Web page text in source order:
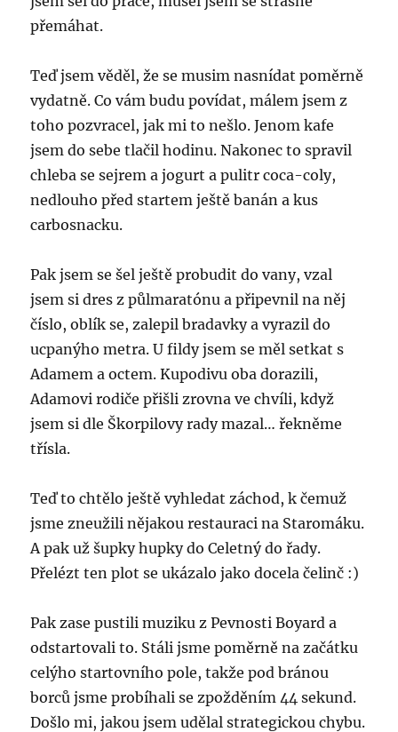
přemáhat.
Teď jsem věděl, že se musim nasnídat poměrně
vydatně. Co vám budu povídat, málem jsem z
toho pozvracel, jak mi to nešlo. Jenom kafe
jsem do sebe tlačil hodinu. Nakonec to spravil
chleba se sejrem a jogurt a pulitr coca-coly,
nedlouho před startem ještě banán a kus
carbosnacku.
Pak jsem se šel ještě probudit do vany, vzal
jsem si dres z půlmaratónu a připevnil na něj
číslo, oblík se, zalepil bradavky a vyrazil do
ucpanýho metra. U fildy jsem se měl setkat s
Adamem a octem. Kupodivu oba dorazili,
Adamovi rodiče přišli zrovna ve chvíli, když
jsem si dle Škorpilovy rady mazal… řekněme
třísla.
Teď to chtělo ještě vyhledat záchod, k čemuž
jsme zneužili nějakou restauraci na Staromáku.
A pak už šupky hupky do Celetný do řady.
Přelézt ten plot se ukázalo jako docela čelinč :)
Pak zase pustili muziku z Pevnosti Boyard a
odstartovali to. Stáli jsme poměrně na začátku
celýho startovního pole, takže pod bránou
borců jsme probíhali se zpožděním 44 sekund.
Došlo mi, jakou jsem udělal strategickou chybu.